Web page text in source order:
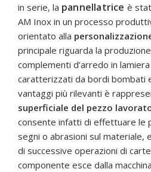
in serie, la pannellatrice è
AM Inox in un processo
orientato alla
principale riguarda la
complementi d’arredo in
caratterizzati da bordi bombati
vantaggi più rilevanti è
superficiale del pezzo
consente infatti di effettuare le
segni o abrasioni sul materiale,
di successive operazioni di
componente esce dalla